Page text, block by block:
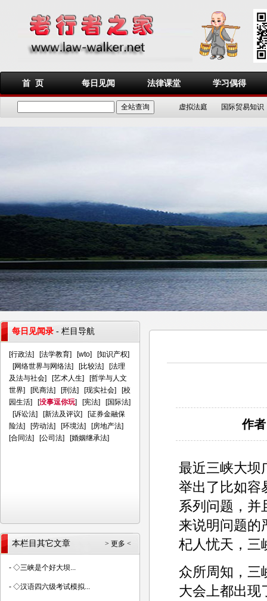
首 页 每日见闻 法律课堂 学习偶得
虚拟法庭 国际贸易知识
作
最近三峡大坝
举出了比如容
系列问题，并
来说明问题的
杞人忧天，三
众所周知，三
大会上都出现
每日见闻录 - 栏目导航
[行政法] [法学教育] [wto] [知识产权]
[网络世界与网络法] [比较法] [法理
及法与社会] [艺术人生] [哲学与人文
世界] [民商法] [刑法] [现实社会] [校
园生活] [没事逗你玩] [宪法] [国际法]
[诉讼法] [新法及评议] [证券金融保
险法] [劳动法] [环境法] [房地产法]
[合同法] [公司法] [婚姻继承法]
> 更多 <
本栏目其它文章
- ◇三峡是个好大坝...
- ◇汉语四六级考试模拟...